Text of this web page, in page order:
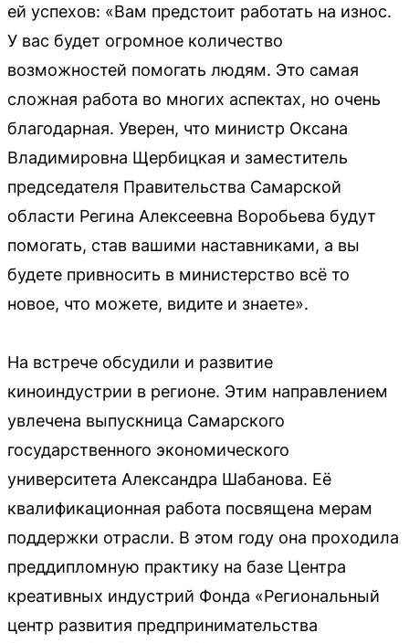
ей успехов: «Вам предстоит работать на износ.
У вас будет огромное количество
возможностей помогать людям. Это самая
сложная работа во многих аспектах, но очень
благодарная. Уверен, что министр Оксана
Владимировна Щербицкая и заместитель
председателя Правительства Самарской
области Регина Алексеевна Воробьева будут
помогать, став вашими наставниками, а вы
будете привносить в министерство всё то
новое, что можете, видите и знаете».
На встрече обсудили и развитие
киноиндустрии в регионе. Этим направлением
увлечена выпускница Самарского
государственного экономического
университета Александра Шабанова. Её
квалификационная работа посвящена мерам
поддержки отрасли. В этом году она проходила
преддипломную практику на базе Центра
креативных индустрий Фонда «Региональный
центр развития предпринимательства